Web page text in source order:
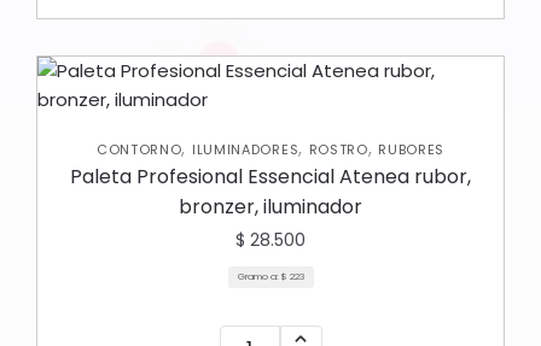
CONTORNO, ILUMINADORES, ROSTRO, RUBORES
Paleta Profesional Essencial Atenea rubor,
bronzer, iluminador
$ 28.500
Gramo a: $ 223